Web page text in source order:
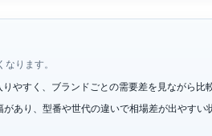
ります。
すく、ブランドごとの需要差を見ながら比
あり、型番や世代の違いで相場差が出やすい